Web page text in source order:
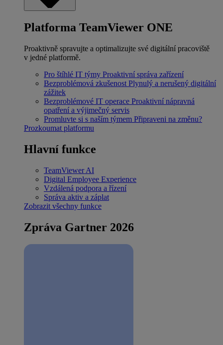
Platforma TeamViewer ONE
Proaktivně spravujte a optimalizujte své digitální pracoviště
v jedné platformě.
Pro štíhlé IT týmy Proaktivní správa zařízení
Bezproblémová zkušenost Plynulý a nerušený digitální
zážitek
Bezproblémové IT operace Proaktivní nápravná
opatření a výjimečný servis
Promluvte si s naším týmem Připraveni na změnu?
Prozkoumat platformu
Hlavní funkce
TeamViewer AI
Digital Employee Experience
Vzdálená podpora a řízení
Správa aktiv a záplat
Zobrazit všechny funkce
Zpráva Gartner 2026